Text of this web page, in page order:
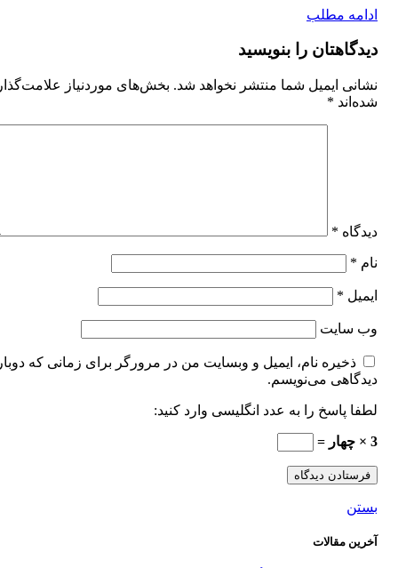
ادامه مطلب
دیدگاهتان را بنویسید
نشانی ایمیل شما منتشر نخواهد شد. بخش‌های موردنیاز
شده‌اند *
دیدگاه *
نام *
ایمیل *
وب‌ سایت
ذخیره نام، ایمیل و وبسایت من در مرورگر برای زمانی که
دیدگاهی می‌نویسم.
لطفا پاسخ را به عدد انگلیسی وارد کنید:
3 × چهار =
بستن
آخرین مقالات